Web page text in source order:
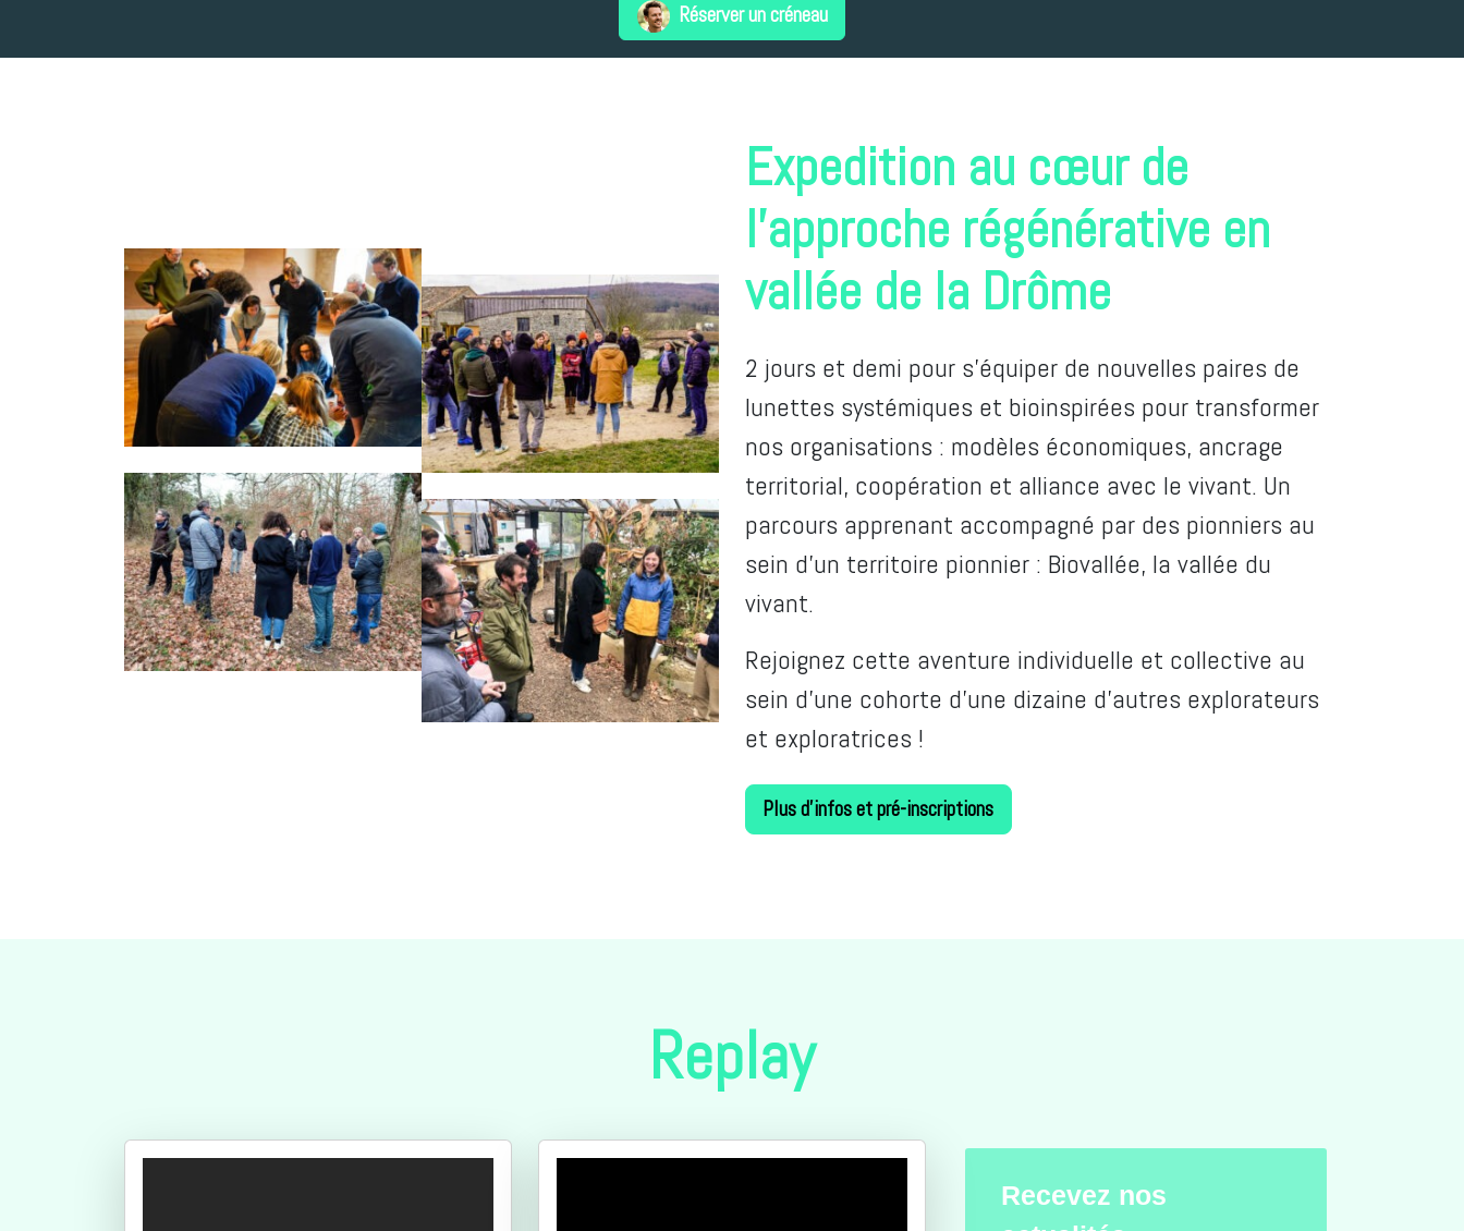
Réserver un créneau
Expedition au cœur de
l'approche régénérative en
vallée de la Drôme
2 jours et demi pour s'équiper de nouvelles paires de
lunettes systémiques et bioinspirées pour transformer
nos organisations : modèles économiques, ancrage
territorial, coopération et alliance avec le vivant. Un
parcours apprenant accompagné par des pionniers au
sein d'un territoire pionnier : Biovallée, la vallée du
vivant.
Rejoignez cette aventure individuelle et collective au
sein d’une cohorte d’une dizaine d’autres explorateurs
et exploratrices !
Plus d'infos et pré-inscriptions
Replay
Recevez nos